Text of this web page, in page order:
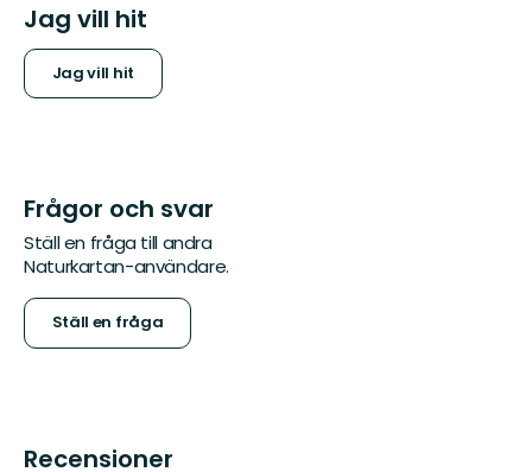
Jag vill hit
Jag vill hit
Frågor och svar
Ställ en fråga till andra
Naturkartan-användare.
Ställ en fråga
Recensioner